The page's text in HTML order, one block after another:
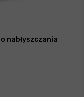
nabłyszczania